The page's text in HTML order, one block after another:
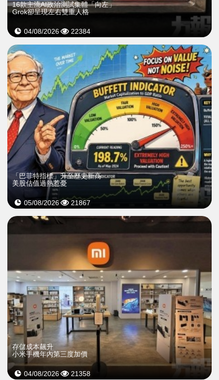
16款主流AI政治測試集體「向左」
Grok卻呈現左右雙重人格
04/08/2026 22384
「巴菲特指標」升至歷史新高
美股估值過熱惹憂
05/08/2026 21867
存儲成本飆升
小米手機年內第三度加價
04/08/2026 21358